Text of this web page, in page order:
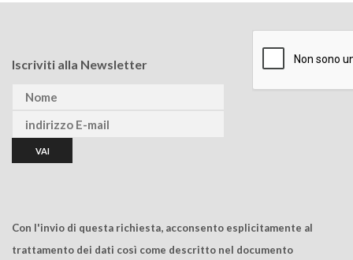
Iscriviti alla Newsletter
Con l'invio di questa richiesta, acconsento esplicitamente al
trattamento dei dati così come descritto nel documento